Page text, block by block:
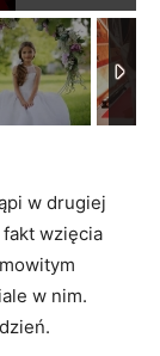
w drugiej
fakt wzięcia
w nim.